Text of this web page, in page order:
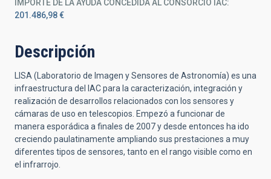
IMPORTE DE LA AYUDA CONCEDIDA AL CONSORCIO IAC
201.486,98 €
Descripción
LISA (Laboratorio de Imagen y Sensores de Astronomía) es una
infraestructura del IAC para la caracterización, integración y
realización de desarrollos relacionados con los sensores y
cámaras de uso en telescopios. Empezó a funcionar de
manera esporádica a finales de 2007 y desde entonces ha ido
creciendo paulatinamente ampliando sus prestaciones a muy
diferentes tipos de sensores, tanto en el rango visible como en
el infrarrojo.